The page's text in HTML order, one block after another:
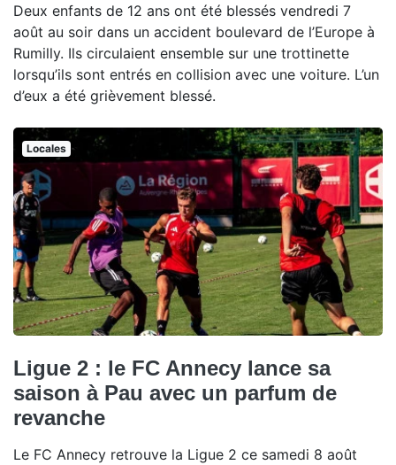
Deux enfants de 12 ans ont été blessés vendredi 7
août au soir dans un accident boulevard de l’Europe à
Rumilly. Ils circulaient ensemble sur une trottinette
lorsqu’ils sont entrés en collision avec une voiture. L’un
d’eux a été grièvement blessé.
Locales
Ligue 2 : le FC Annecy lance sa
saison à Pau avec un parfum de
revanche
Le FC Annecy retrouve la Ligue 2 ce samedi 8 août